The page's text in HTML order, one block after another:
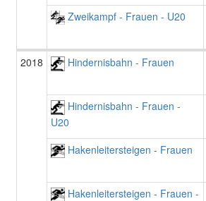
Zweikampf - Frauen - U20
2018 Hindernisbahn - Frauen
Hindernisbahn - Frauen -
U20
Hakenleitersteigen - Frauen
Hakenleitersteigen - Frauen -